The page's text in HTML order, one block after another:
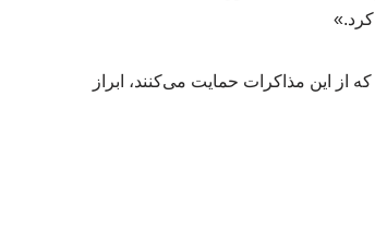
از این مذاکرات حمایت می‌کنند، ابراز